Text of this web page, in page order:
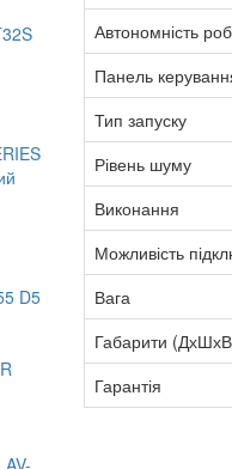
D5
Автономність
Панель
Тип запуску
Рівень шуму
Виконання
Можливість
Вага
Габарити
Гарантія